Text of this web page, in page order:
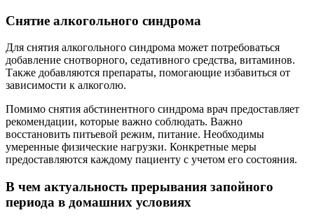
Снятие алкогольного синдрома
Для снятия алкогольного синдрома может потребоваться
добавление снотворного, седативного средства, витаминов.
Также добавляются препараты, помогающие избавиться от
зависимости к алкоголю.
Помимо снятия абстинентного синдрома врач предоставляет
рекомендации, которые важно соблюдать. Важно
восстановить питьевой режим, питание. Необходимы
умеренные физические нагрузки. Конкретные меры
предоставляются каждому пациенту с учетом его состояния.
В чем актуальность прерывания запойного
периода в домашних условиях